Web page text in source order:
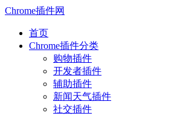
Chrome插件网
首页
Chrome插件分类
购物插件
开发者插件
辅助插件
新闻天气插件
社交插件